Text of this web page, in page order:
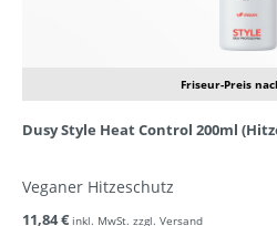
Friseur-Preis
Dusy Style Heat Control 200ml
Veganer Hitzeschutz
11,84 € inkl. MwSt. zzgl. Versand